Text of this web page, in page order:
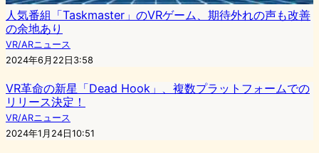
人気番組「Taskmaster」のVRゲーム、期待外れの声も改善
の余地あり
VR/ARニュース
2024年6月22日3:58
VR革命の新星「Dead Hook」、複数プラットフォームでの
リリース決定！
VR/ARニュース
2024年1月24日10:51